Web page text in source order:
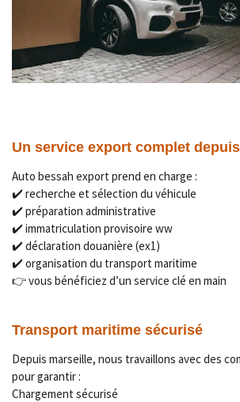
Un service export complet
Auto bessah export prend en charge :
✔️ recherche et sélection du véhicule
✔️ préparation administrative
✔️ immatriculation provisoire ww
✔️ déclaration douanière (ex1)
✔️ organisation du transport maritime
👉 vous bénéficiez d’un service clé en main
Transport maritime sécurisé
Depuis marseille, nous travaillons avec des
pour garantir :
Chargement sécurisé